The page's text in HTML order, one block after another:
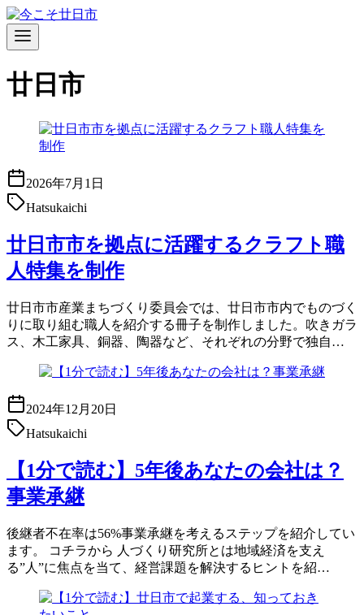
コ
ン
テ
ツ
へ
廿日市
2026年7月1日
Hatsukaichi
廿日市市を拠点に活躍するクラフト職
人特集を制作
廿日市市産業まちづくり委員会では、廿日市市内でものづく
りに取り組む職人を紹介する冊子を制作しました。吹きガラ
ス、木工家具、銅器、陶器など、それぞれの分野で独自…
2024年12月20日
Hatsukaichi
【1分で読む】5年後あなたの会社は？
事業承継
後継者不在率は56%事業承継を考えるステップを紹介してい
ます。 コチラから 人づくり研究所とは地域経済を支え
る”人”に焦点を当て、経営課題を解決するヒントを紹…